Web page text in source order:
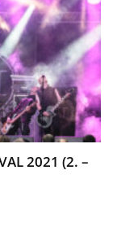
2021 (2. –